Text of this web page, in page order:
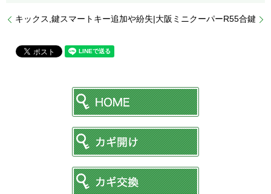
キックス,鍵スマートキー追加や紛失|大阪 ミニクーパーR55合鍵